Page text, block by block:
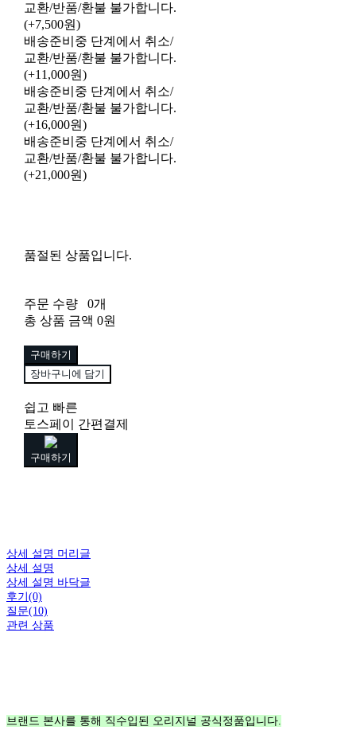
교환/반품/환불 불가합니다.
(+7,500원)
배송준비중 단계에서 취소/
교환/반품/환불 불가합니다.
(+11,000원)
배송준비중 단계에서 취소/
교환/반품/환불 불가합니다.
(+16,000원)
배송준비중 단계에서 취소/
교환/반품/환불 불가합니다.
(+21,000원)
품절된 상품입니다.
주문 수량
0개
총 상품 금액 0원
구매하기
장바구니에 담기
쉽고 빠른
토스페이 간편결제
구매하기
상세 설명 머리글
상세 설명
상세 설명 바닥글
후기(0)
질문(10)
관련 상품
브랜드 본사를 통해 직수입된 오리지널 공식정품입니다.